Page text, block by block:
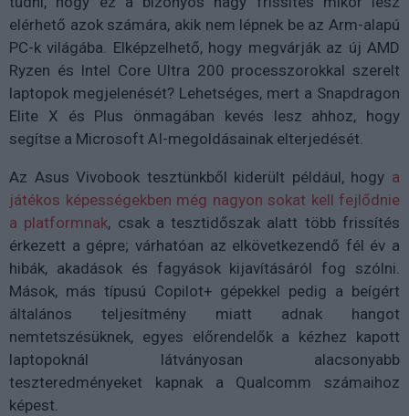
elérhető azok számára, akik nem lépnek be az Arm-alapú
PC-k világába. Elképzelhető, hogy megvárják az új AMD
Ryzen és Intel Core Ultra 200 processzorokkal szerelt
laptopok megjelenését? Lehetséges, mert a Snapdragon
Elite X és Plus önmagában kevés lesz ahhoz, hogy
segítse a Microsoft AI-megoldásainak elterjedését.
Az Asus Vivobook tesztünkből kiderült például, hogy a
játékos képességekben még nagyon sokat kell fejlődnie
a platformnak, csak a tesztidőszak alatt több frissítés
érkezett a gépre; várhatóan az elkövetkezendő fél év a
hibák, akadások és fagyások kijavításáról fog szólni.
Mások, más típusú Copilot+ gépekkel pedig a beígért
általános teljesítmény miatt adnak hangot
nemtetszésüknek, egyes előrendelők a kézhez kapott
laptopoknál látványosan alacsonyabb
teszteredményeket kapnak a Qualcomm számaihoz
képest.